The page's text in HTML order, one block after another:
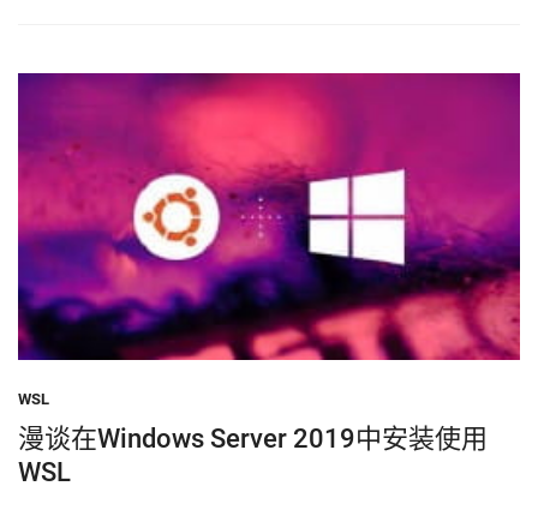
WSL
漫谈在Windows Server 2019中安装使用
WSL